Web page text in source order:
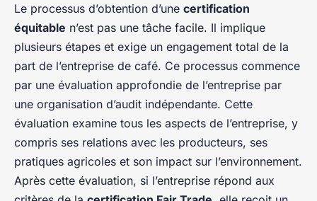
Le processus d’obtention d’une certification
équitable n’est pas une tâche facile. Il implique
plusieurs étapes et exige un engagement total de la
part de l’entreprise de café. Ce processus commence
par une évaluation approfondie de l’entreprise par
une organisation d’audit indépendante. Cette
évaluation examine tous les aspects de l’entreprise, y
compris ses relations avec les producteurs, ses
pratiques agricoles et son impact sur l’environnement.
Après cette évaluation, si l’entreprise répond aux